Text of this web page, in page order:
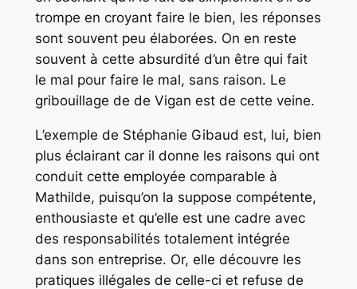
trompe en croyant faire le bien, les réponses
sont souvent peu élaborées. On en reste
souvent à cette absurdité d’un être qui fait
le mal pour faire le mal, sans raison. Le
gribouillage de de Vigan est de cette veine.
L’exemple de Stéphanie Gibaud est, lui, bien
plus éclairant car il donne les raisons qui ont
conduit cette employée comparable à
Mathilde, puisqu’on la suppose compétente,
enthousiaste et qu’elle est une cadre avec
des responsabilités totalement intégrée
dans son entreprise. Or, elle découvre les
pratiques illégales de celle-ci et refuse de